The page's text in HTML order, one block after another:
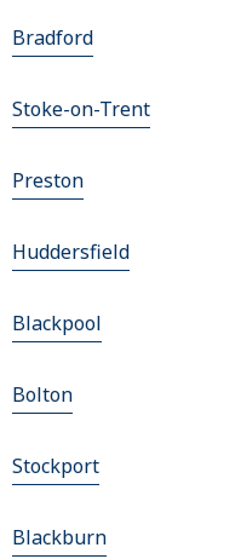
Bradford
Stoke-on-Trent
Preston
Huddersfield
Blackpool
Bolton
Stockport
Blackburn